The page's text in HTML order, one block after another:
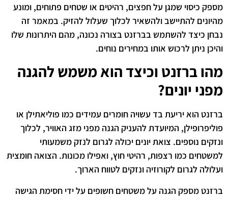
מספק כיסוי שמגן על חפצים, רהיטים או שטחים פתוחים, ומונע
מהיונים להתיישב ולהשאיר לכלוך שעלול להזיק. במאמר זה
נבחן כיצד להשתמש בברזנט בצורה נכונה, מהם היתרונות שלו
והיכן ניתן לרכוש אותו במחירים נוחים.
מהו ברזנט וכיצד הוא משמש להגנה
מפני יונים?
ברזנט הוא יריעת בד עשויה חומרים עמידים כמו פוליאתילן או
פוליפרופילן, המיועדת להעניק הגנה מפני מזג האוויר, לכלוך
ונזקים נוספים. צואת יונים יכולה לגרום לנזק משמעותי
למשטחים כמו רצפות, רהיטי חוץ, ואפילו מכונות. הצואה חומצית
ועלולה לגרום לקורוזיה ונזקים לטווח הארוך.
ברזנט מספק הגנה על משטחים חשופים על ידי חסימת הגישה